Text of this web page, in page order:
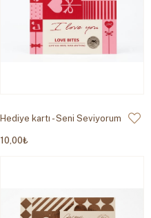
Hediye kartı - Seni Seviyorum
10,00₺